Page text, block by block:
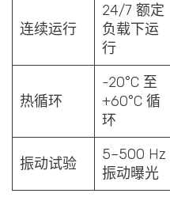
连续运行
24/7 额定
负载下运
行
热循环
-20°C 至
+60°C 循
环
振动试验
5–500 Hz
振动曝光